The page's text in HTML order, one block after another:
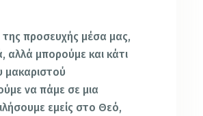
της προσευχής μέσα μας,
αλλά μπορούμε και κάτι
να πάμε σε μια
εμείς στο Θεό,